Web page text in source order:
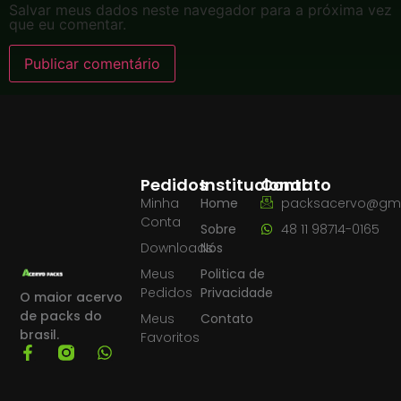
Salvar meus dados neste navegador para a próxima vez
que eu comentar.
O maior acervo
de packs do
brasil.
Institucional
Home
Sobre
Nós
Politica de
Privacidade
Contato
Pedidos
Minha
Conta
Downloads
Meus
Pedidos
Meus
Favoritos
Contato
48 11 98714-0165